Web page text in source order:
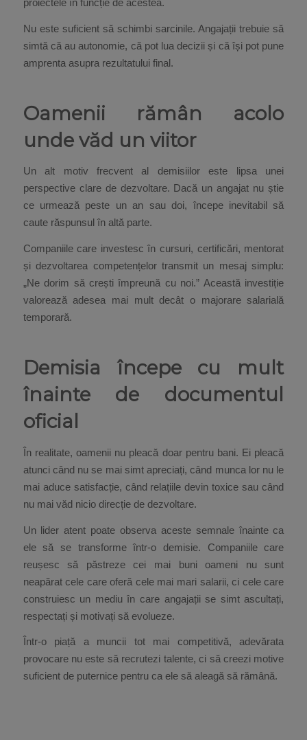
proiectele în funcție de acestea.
Nu este suficient să schimbi sarcinile. Angajații trebuie să
simtă că au autonomie, că pot lua decizii și că își pot pune
amprenta asupra rezultatului final.
Oamenii rămân acolo
unde văd un viitor
Un alt motiv frecvent al demisiilor este lipsa unei
perspective clare de dezvoltare. Dacă un angajat nu știe
ce urmează peste un an sau doi, începe inevitabil să
caute răspunsul în altă parte.
Companiile care investesc în cursuri, certificări, mentorat
și dezvoltarea competențelor transmit un mesaj simplu:
„Ne dorim să crești împreună cu noi.” Această investiție
valorează adesea mai mult decât o majorare salarială
temporară.
Demisia începe cu mult
înainte de documentul
oficial
În realitate, oamenii nu pleacă doar pentru bani. Ei pleacă
atunci când nu se mai simt apreciați, când munca lor nu le
mai aduce satisfacție, când relațiile devin toxice sau când
nu mai văd nicio direcție de dezvoltare.
Un lider atent poate observa aceste semnale înainte ca
ele să se transforme într-o demisie. Companiile care
reușesc să păstreze cei mai buni oameni nu sunt
neapărat cele care oferă cele mai mari salarii, ci cele care
construiesc un mediu în care angajații se simt ascultați,
respectați și motivați să evolueze.
Într-o piață a muncii tot mai competitivă, adevărata
provocare nu este să recrutezi talente, ci să creezi motive
suficient de puternice pentru ca ele să aleagă să rămână.